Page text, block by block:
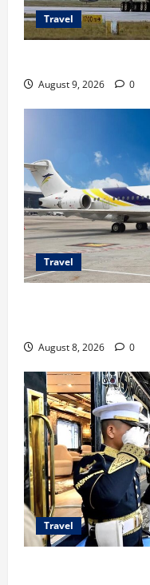
Travel
August 9, 2026 0
Travel
August 8, 2026 0
Travel